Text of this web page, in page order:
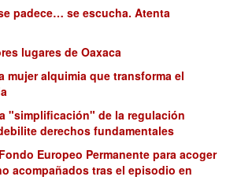
padece… se escucha. Atenta
lugares de Oaxaca
mujer alquimia que transforma el
"simplificación" de la regulación
derechos fundamentales
Europeo Permanente para acoger
acompañados tras el episodio en